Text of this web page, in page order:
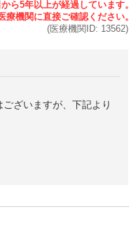
(医療機関ID: 13562)
ざいますが、下記より